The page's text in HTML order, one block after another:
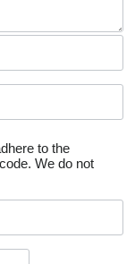
to the
We do not